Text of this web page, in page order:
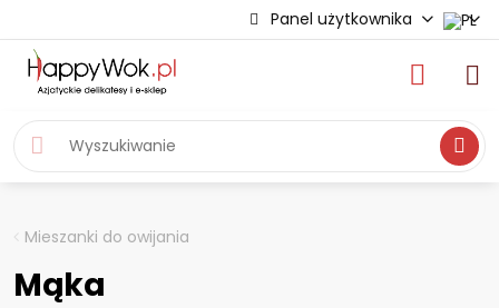
Panel użytkownika
Mieszanki do owijania
Mąka